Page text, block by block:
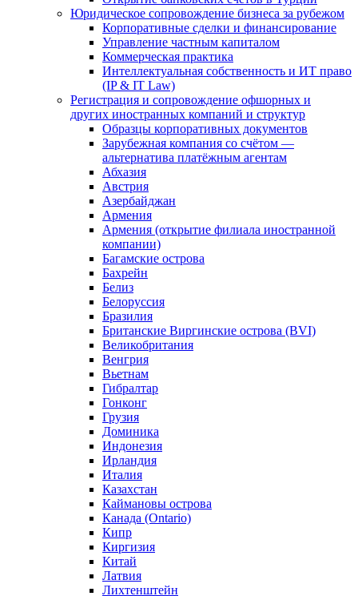
Юридическое сопровождение бизнеса за рубежом
Корпоративные сделки и финансирование
Управление частным капиталом
Коммерческая практика
Интеллектуальная собственность и ИТ право
(IP & IT Law)
Регистрация и сопровождение офшорных и
других иностранных компаний и структур
Образцы корпоративных документов
Зарубежная компания со счётом —
альтернатива платёжным агентам
Абхазия
Австрия
Азербайджан
Армения
Армения (открытие филиала иностранной
компании)
Багамские острова
Бахрейн
Белиз
Белоруссия
Бразилия
Британские Виргинские острова (BVI)
Великобритания
Венгрия
Вьетнам
Гибралтар
Гонконг
Грузия
Доминика
Индонезия
Ирландия
Италия
Казахстан
Каймановы острова
Канада (Ontario)
Кипр
Киргизия
Китай
Латвия
Лихтенштейн